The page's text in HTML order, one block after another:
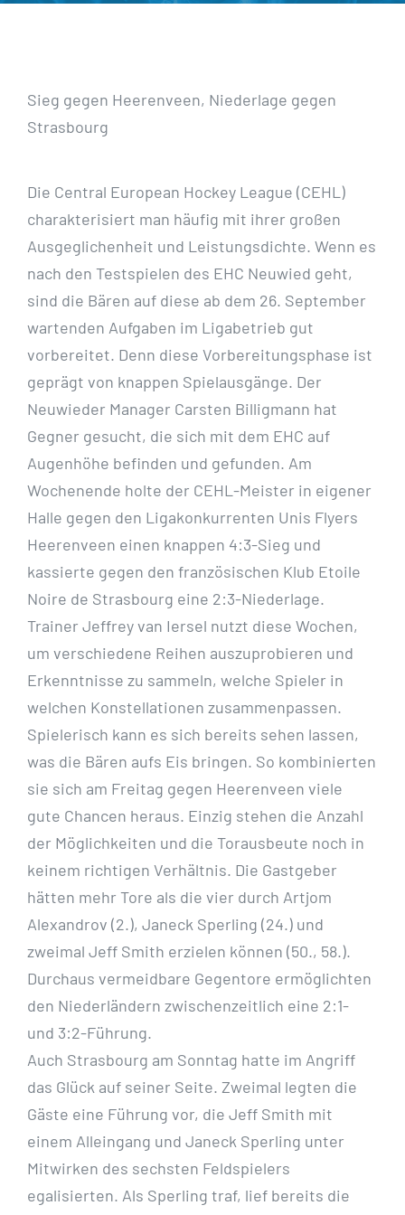
Sieg gegen Heerenveen, Niederlage gegen
Strasbourg
Die Central European Hockey League (CEHL)
charakterisiert man häufig mit ihrer großen
Ausgeglichenheit und Leistungsdichte. Wenn es
nach den Testspielen des EHC Neuwied geht,
sind die Bären auf diese ab dem 26. September
wartenden Aufgaben im Ligabetrieb gut
vorbereitet. Denn diese Vorbereitungsphase ist
geprägt von knappen Spielausgänge. Der
Neuwieder Manager Carsten Billigmann hat
Gegner gesucht, die sich mit dem EHC auf
Augenhöhe befinden und gefunden. Am
Wochenende holte der CEHL-Meister in eigener
Halle gegen den Ligakonkurrenten Unis Flyers
Heerenveen einen knappen 4:3-Sieg und
kassierte gegen den französischen Klub Etoile
Noire de Strasbourg eine 2:3-Niederlage.
Trainer Jeffrey van Iersel nutzt diese Wochen,
um verschiedene Reihen auszuprobieren und
Erkenntnisse zu sammeln, welche Spieler in
welchen Konstellationen zusammenpassen.
Spielerisch kann es sich bereits sehen lassen,
was die Bären aufs Eis bringen. So kombinierten
sie sich am Freitag gegen Heerenveen viele
gute Chancen heraus. Einzig stehen die Anzahl
der Möglichkeiten und die Torausbeute noch in
keinem richtigen Verhältnis. Die Gastgeber
hätten mehr Tore als die vier durch Artjom
Alexandrov (2.), Janeck Sperling (24.) und
zweimal Jeff Smith erzielen können (50., 58.).
Durchaus vermeidbare Gegentore ermöglichten
den Niederländern zwischenzeitlich eine 2:1-
und 3:2-Führung.
Auch Strasbourg am Sonntag hatte im Angriff
das Glück auf seiner Seite. Zweimal legten die
Gäste eine Führung vor, die Jeff Smith mit
einem Alleingang und Janeck Sperling unter
Mitwirken des sechsten Feldspielers
egalisierten. Als Sperling traf, lief bereits die